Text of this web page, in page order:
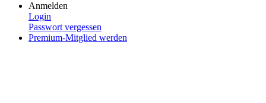
Anmelden
Login
Passwort vergessen
Premium-Mitglied werden